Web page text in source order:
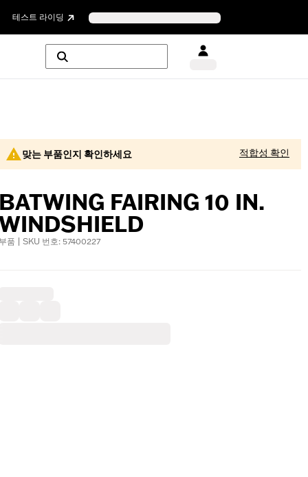
테스트 라이딩
맞는 부품인지 확인하세요 적합성 확인
BATWING FAIRING 10 IN.
부품 | SKU 번호: 57400227